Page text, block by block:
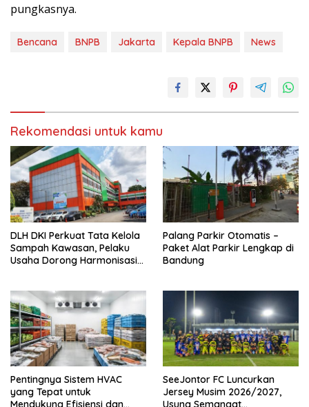
pungkasnya.
Bencana BNPB Jakarta Kepala BNPB News
Rekomendasi untuk kamu
DLH DKI Perkuat Tata Kelola
Sampah Kawasan, Pelaku
Usaha Dorong Harmonisasi
Palang Parkir Otomatis –
Paket Alat Parkir Lengkap di
Bandung
Pentingnya Sistem HVAC
yang Tepat untuk
SeeJontor FC Luncurkan
Jersey Musim 2026/2027,